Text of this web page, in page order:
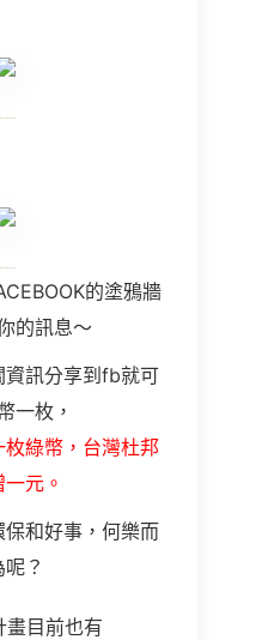
的塗鴉牆
的訊息～
資訊分享到fb就可
一枚，
綠幣，台灣杜邦
元。
和好事，何樂而
？
畫目前也有